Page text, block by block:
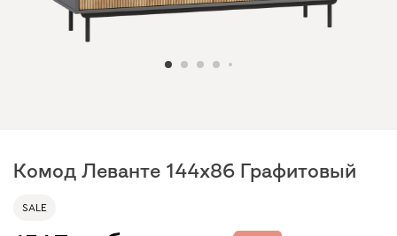
Комод Леванте 144x86 Графитовый
SALE